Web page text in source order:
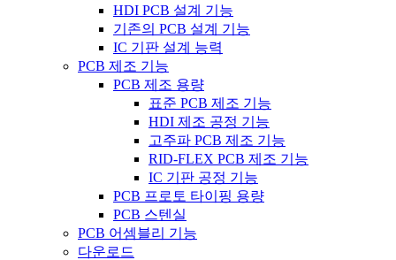
HDI PCB 설계 기능
기존의 PCB 설계 기능
IC 기판 설계 능력
PCB 제조 기능
PCB 제조 용량
표준 PCB 제조 기능
HDI 제조 공정 기능
고주파 PCB 제조 기능
RID-FLEX PCB 제조 기능
IC 기판 공정 기능
PCB 프로토 타이핑 용량
PCB 스텐실
PCB 어셈블리 기능
다운로드